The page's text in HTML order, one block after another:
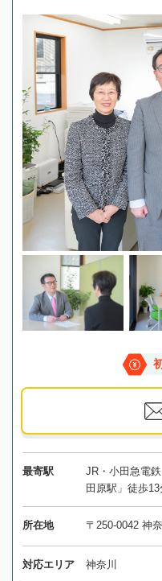
最寄駅
JR・小田急電
田原駅」徒歩13
所在地 〒250-0042 神
対応エリア 神奈川